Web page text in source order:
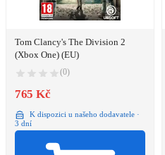
Tom Clancy's The Division 2
(Xbox One) (EU)
(0)
765 Kč
K dispozici u našeho dodavatele ·
3 dní